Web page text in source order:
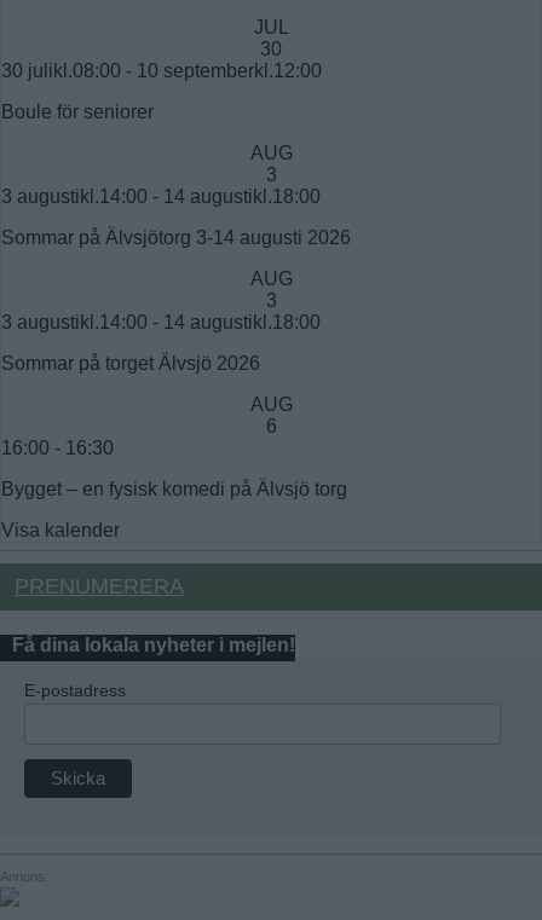
JUL
30
30 julikl.08:00 - 10 septemberkl.12:00
Boule för seniorer
AUG
3
3 augustikl.14:00 - 14 augustikl.18:00
Sommar på Älvsjötorg 3-14 augusti 2026
AUG
3
3 augustikl.14:00 - 14 augustikl.18:00
Sommar på torget Älvsjö 2026
AUG
6
16:00 - 16:30
Bygget – en fysisk komedi på Älvsjö torg
Visa kalender
PRENUMERERA
Få dina lokala nyheter i mejlen!
E-postadress
Annons: